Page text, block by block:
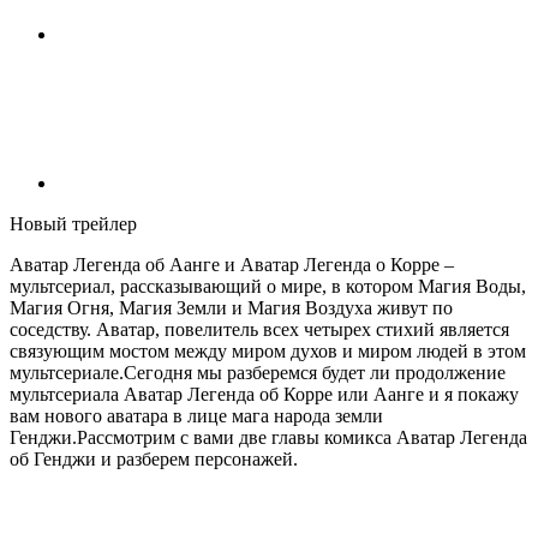
Новый трейлер
Аватар Легенда об Аанге и Аватар Легенда о Корре –
мультсериал, рассказывающий о мире, в котором Магия Воды,
Магия Огня, Магия Земли и Магия Воздуха живут по
соседству. Аватар, повелитель всех четырех стихий является
связующим мостом между миром духов и миром людей в этом
мультсериале.Сегодня мы разберемся будет ли продолжение
мультсериала Аватар Легенда об Корре или Аанге и я покажу
вам нового аватара в лице мага народа земли
Генджи.Рассмотрим с вами две главы комикса Аватар Легенда
об Генджи и разберем персонажей.